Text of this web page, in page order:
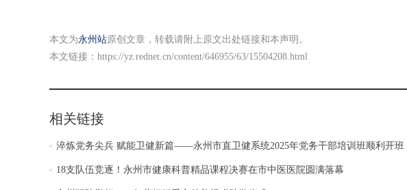
本文为永州站原创文章，转载请附上原文出处链接和本声明。
本文链接： https://yz.rednet.cn/content/646955/63/15504208.html
相关链接
淬炼党务尖兵 赋能卫健新篇——永州市直卫健系统2025年党务干部培训班顺利开班
18支队伍竞逐！永州市健康科普精品课程决赛在市中医医院圆满落幕